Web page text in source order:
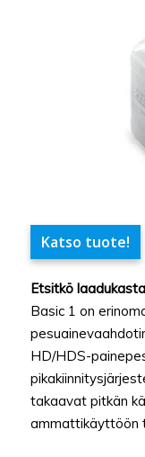
Katso tuote!
Etsitkö
Basic 1 on
HD/HDS-
takaavat pitkän
ammattikäyttöön